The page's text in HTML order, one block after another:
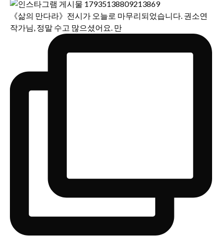
《삶의 만다라》전시가 오늘로 마무리되었습니다. 권소연
작가님, 정말 수고 많으셨어요. 만